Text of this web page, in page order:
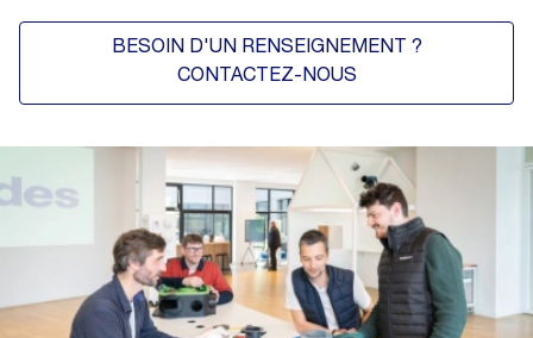
BESOIN D'UN RENSEIGNEMENT ?
CONTACTEZ-NOUS